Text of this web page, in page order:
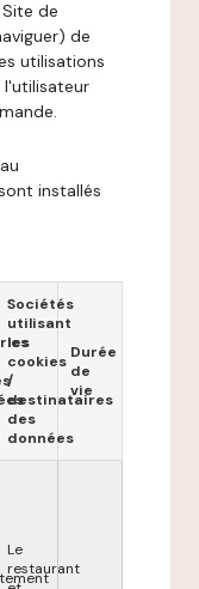
de
de
utilisations
installés
Sociétés
utilisant
les
cookies
/
destinataires
des
données
Durée
de
vie
Le
restaurant